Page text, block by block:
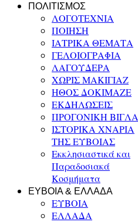
ΠΟΛΙΤΙΣΜΟΣ
ΛΟΓΟΤΕΧΝΙΑ
ΠΟΙΗΣΗ
ΙΑΤΡΙΚΑ ΘΕΜΑΤΑ
ΓΕΛΟΙΟΓΡΑΦΙΑ
ΛΑΓΟΥΔΕΡΑ
ΧΩΡΙΣ ΜΑΚΙΓΙΑΖ
ΗΘΟΣ ΔΟΚΙΜΑΖΕ
ΕΚΔΗΛΩΣΕΙΣ
ΠΡΟΓΟΝΙΚΗ ΒΙΓΛΑ
ΙΣΤΟΡΙΚΑ ΧΝΑΡΙΑ
ΤΗΣ ΕΥΒΟΙΑΣ
Εκκλησιαστικά και
Παραδοσιακά
Κοσμήματα
ΕΥΒΟΙΑ & ΕΛΛΑΔΑ
ΕΥΒΟΙΑ
ΕΛΛΑΔΑ